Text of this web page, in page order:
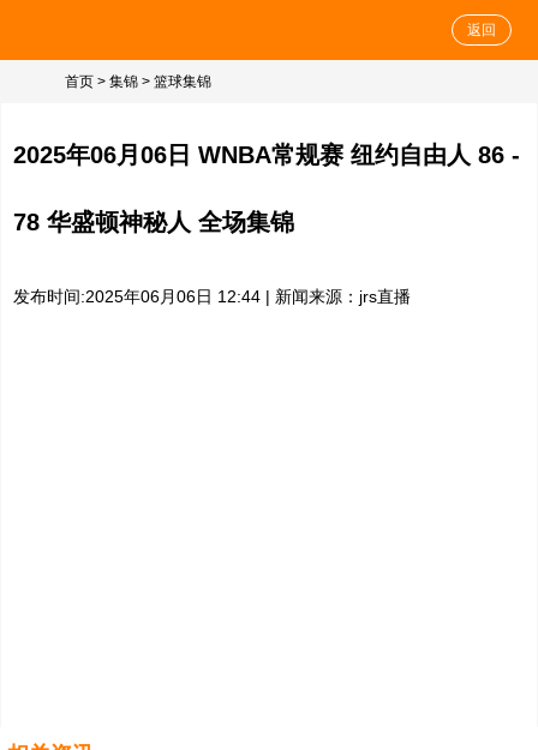
返回
首页 > 集锦 > 篮球集锦
2025年06月06日 WNBA常规赛 纽约自由人 86 -
78 华盛顿神秘人 全场集锦
发布时间:2025年06月06日 12:44 | 新闻来源：jrs直播